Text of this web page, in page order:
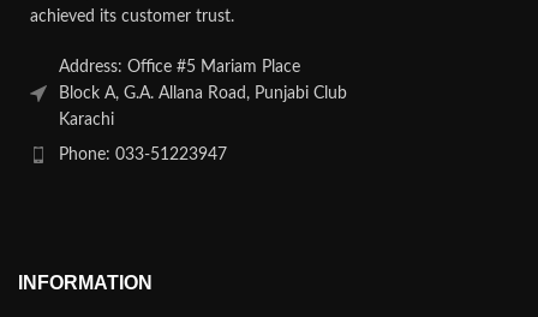
achieved its customer trust.
Address: Office #5 Mariam Place
Block A, G.A. Allana Road, Punjabi Club
Karachi
Phone: 033-51223947
INFORMATION